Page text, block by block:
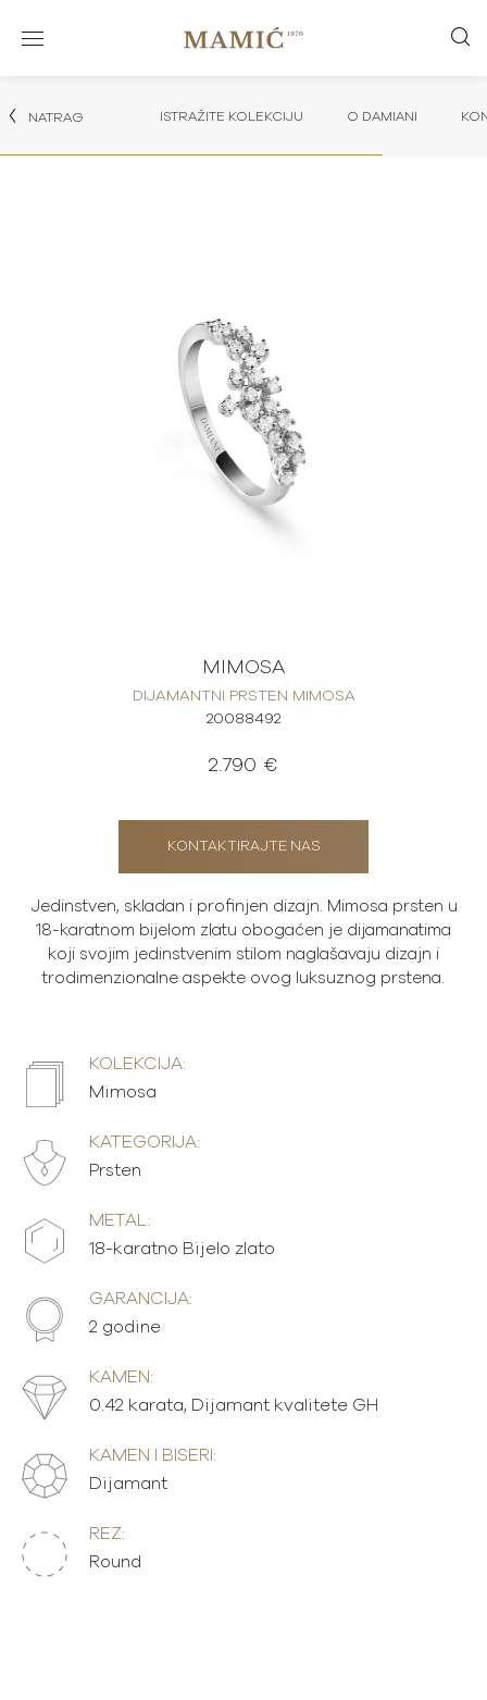
NATRAG ISTRAŽITE KOLEKCIJU O DAMIANI
MIMOSA
DIJAMANTNI PRSTEN MIMOSA
20088492
2.790 €
KONTAKTIRAJTE NAS
Jedinstven, skladan i profinjen dizajn. Mimosa prsten u
18-karatnom bijelom zlatu obogaćen je dijamanatima
koji svojim jedinstvenim stilom naglašavaju dizajn i
trodimenzionalne aspekte ovog luksuznog prstena.
KOLEKCIJA:
Mimosa
KATEGORIJA:
Prsten
METAL:
18-karatno Bijelo zlato
GARANCIJA:
2 godine
KAMEN:
0.42 karata, Dijamant kvalitete GH
KAMEN I BISERI:
Dijamant
REZ:
Round